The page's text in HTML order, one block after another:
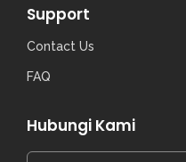
Support
Contact Us
FAQ
Hubungi Kami